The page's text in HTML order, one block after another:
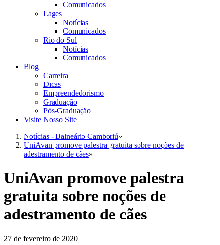
Comunicados
Lages
Notícias
Comunicados
Rio do Sul
Notícias
Comunicados
Blog
Carreira
Dicas
Empreendedorismo
Graduação
Pós-Graduação
Visite Nosso Site
Notícias - Balneário Camboriú»
UniAvan promove palestra gratuita sobre noções de
adestramento de cães»
UniAvan promove palestra
gratuita sobre noções de
adestramento de cães
27 de fevereiro de 2020